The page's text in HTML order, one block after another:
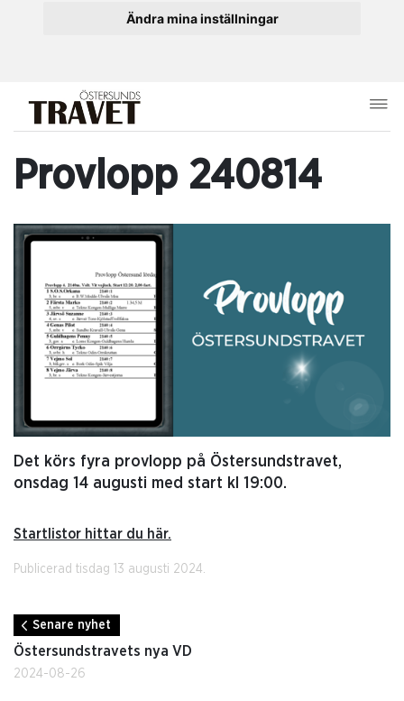
Ändra mina inställningar
Provlopp 240814
Det körs fyra provlopp på Östersundstravet,
onsdag 14 augusti med start kl 19:00.
Startlistor hittar du här.
Publicerad tisdag 13 augusti 2024.
Senare nyhet
Östersundstravets nya VD
2024-08-26